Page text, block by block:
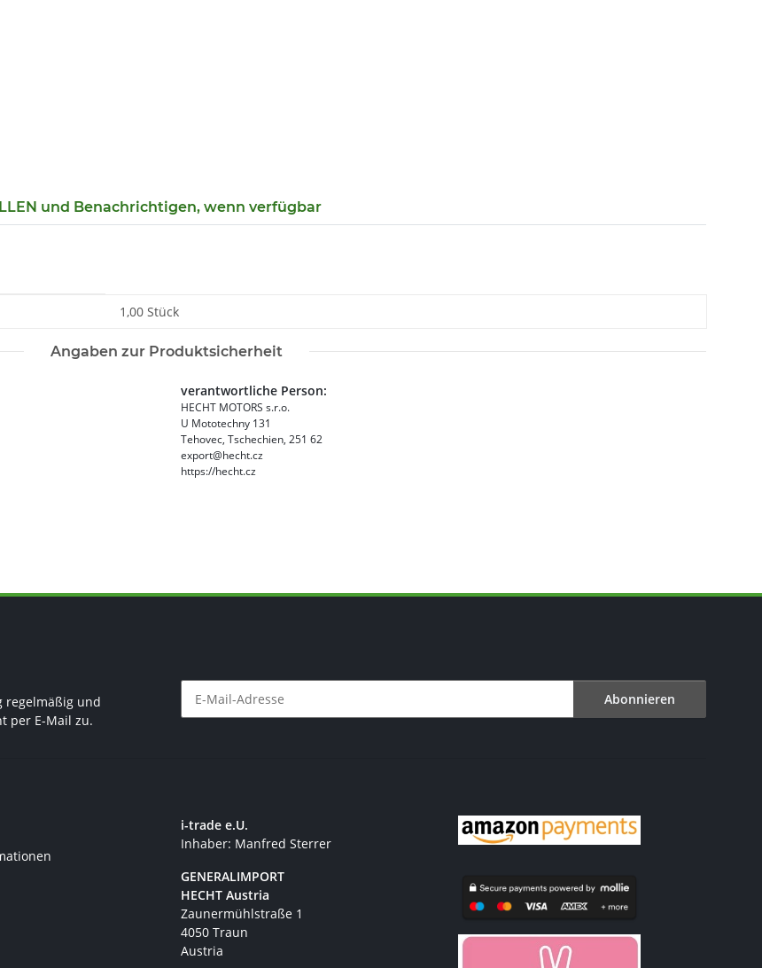
und Benachrichtigen, wenn verfügbar
1,00 Stück
Angaben zur Produktsicherheit
verantwortliche Person:
HECHT MOTORS s.r.o.
U Mototechny 131
Tehovec, Tschechien, 251 62
export@hecht.cz
https://hecht.cz
regelmäßig und
per E-Mail zu.
Abonnieren
i-trade e.U.
Inhaber: Manfred Sterrer
GENERALIMPORT
HECHT Austria
Zaunermühlstraße 1
4050 Traun
Austria